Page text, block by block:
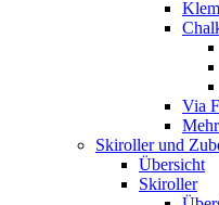
Via
Skiroller und
Übersicht
Skiroller